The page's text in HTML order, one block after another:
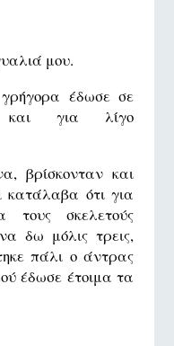
μου.
έδωσε σε
για λίγο
βρίσκονταν και
κατάλαβα ότι για
σκελετούς
δω μόλις τρεις,
πάλι ο άντρας
έδωσε έτοιμα τα